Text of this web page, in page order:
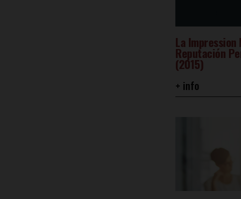
La
Reputación
(2015)
+ info